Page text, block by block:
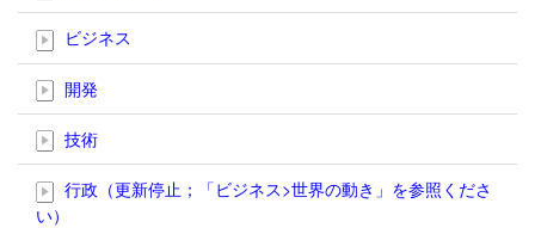
ビジネス
開発
技術
行政（更新停止；「ビジネス>世界の動き」を参照くださ
い）